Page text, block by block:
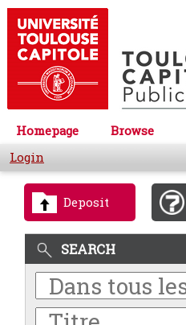
Homepage Browse
Login
Deposit
SEARCH